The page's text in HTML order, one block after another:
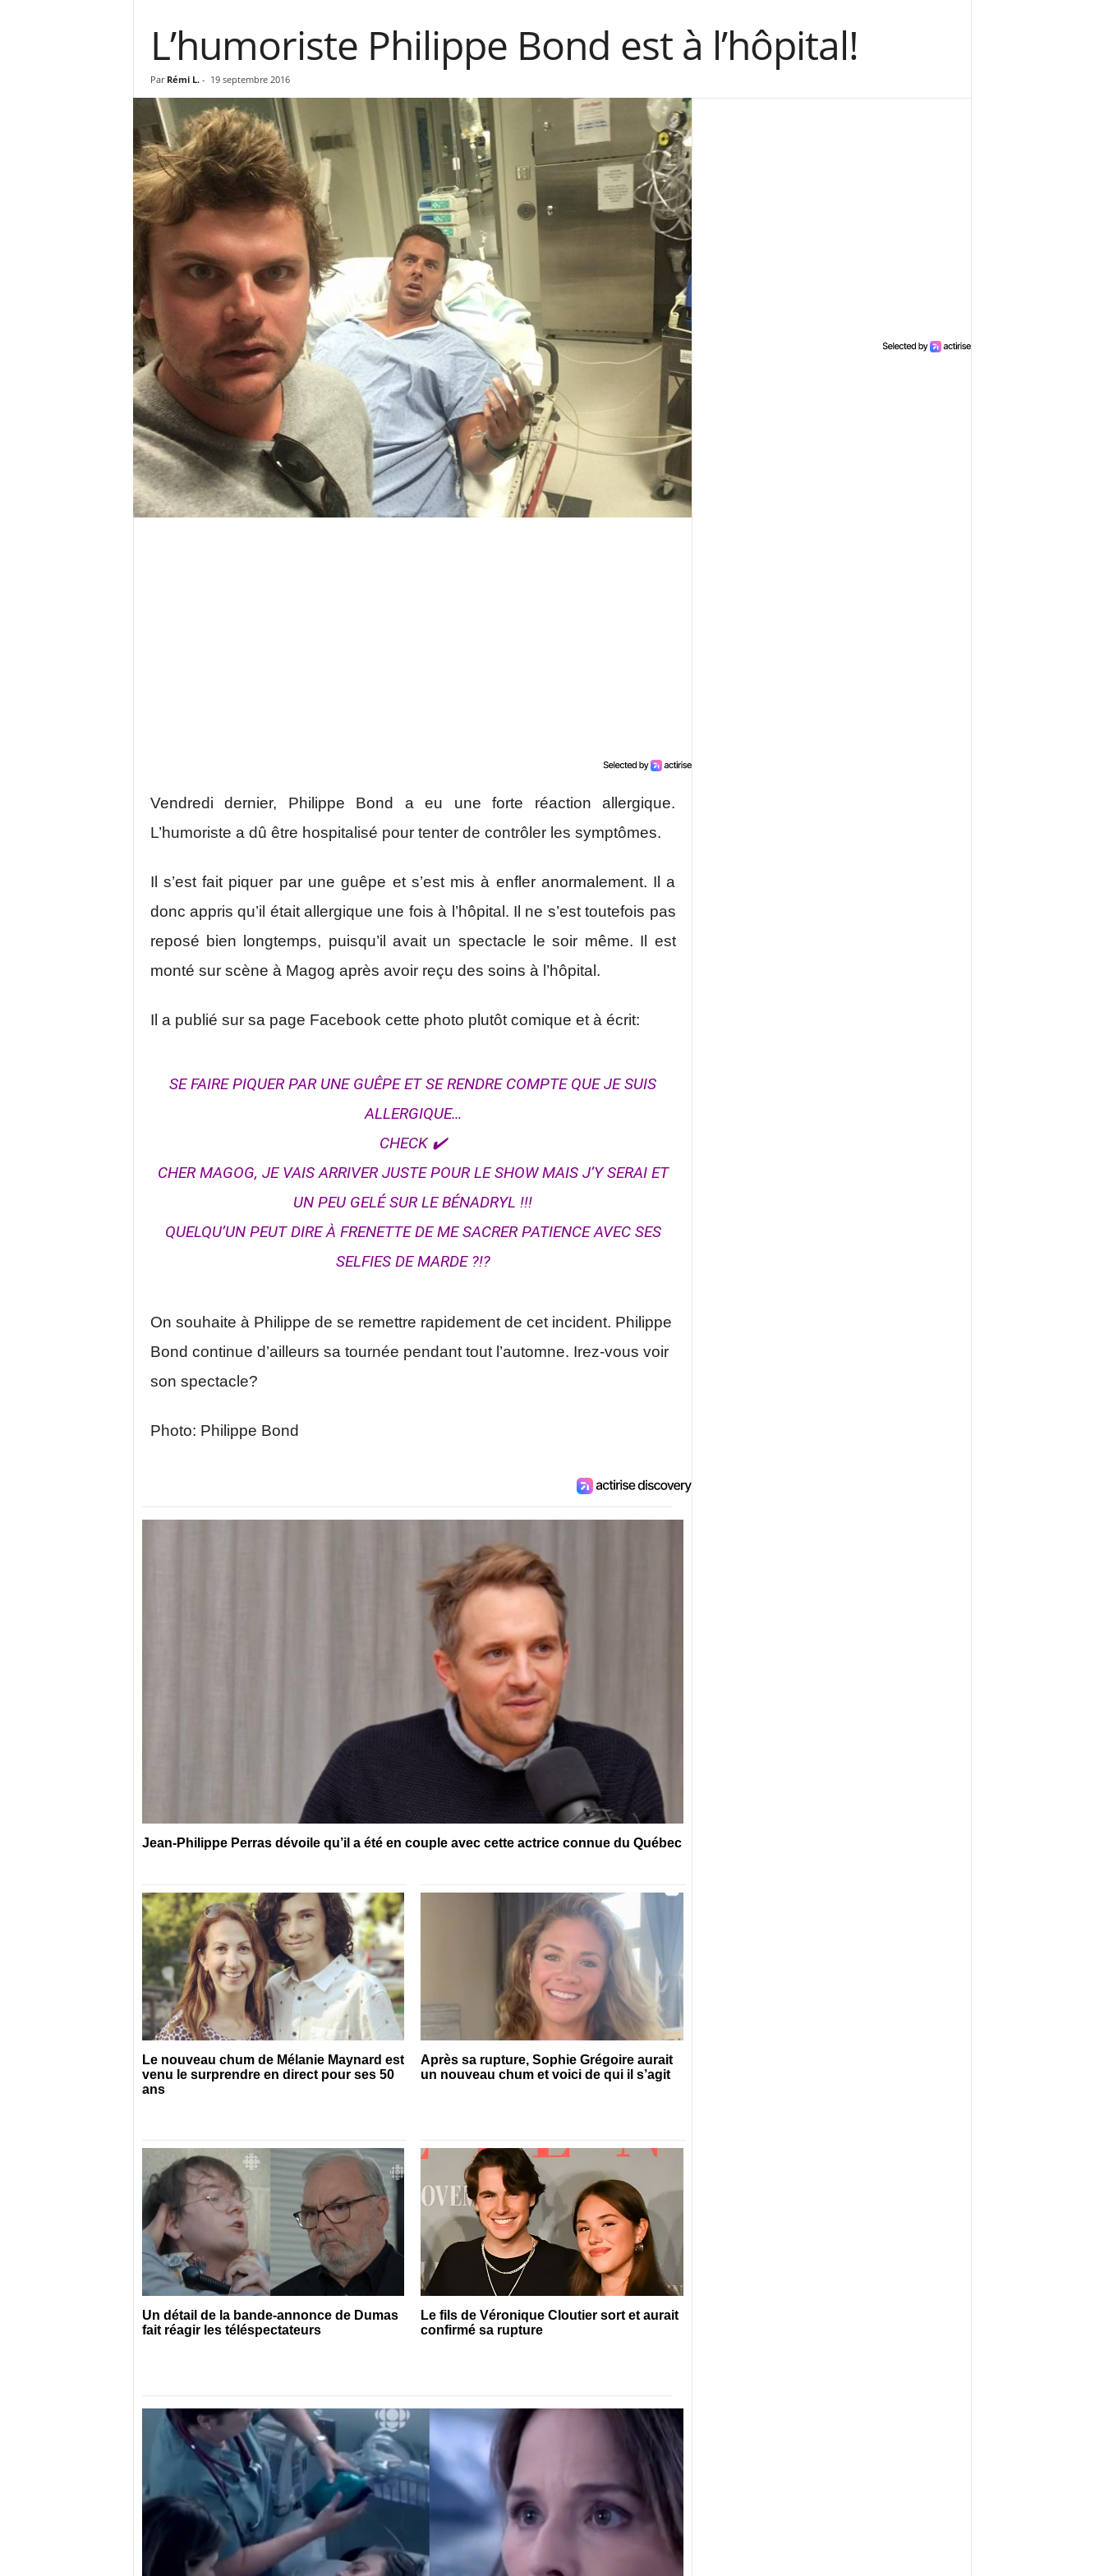
L’humoriste Philippe Bond est à l’hôpital!
Par Rémi L. - 19 septembre 2016
Vendredi dernier, Philippe Bond a eu une forte réaction allergique.
L’humoriste a dû être hospitalisé pour tenter de contrôler les symptômes.
Il s’est fait piquer par une guêpe et s’est mis à enfler anormalement. Il a
donc appris qu’il était allergique une fois à l’hôpital. Il ne s’est toutefois pas
reposé bien longtemps, puisqu’il avait un spectacle le soir même. Il est
monté sur scène à Magog après avoir reçu des soins à l’hôpital.
Il a publié sur sa page Facebook cette photo plutôt comique et à écrit:
SE FAIRE PIQUER PAR UNE GUÊPE ET SE RENDRE COMPTE QUE JE SUIS
ALLERGIQUE…
CHECK ✔️
CHER MAGOG, JE VAIS ARRIVER JUSTE POUR LE SHOW MAIS J’Y SERAI ET
UN PEU GELÉ SUR LE BÉNADRYL !!!
QUELQU’UN PEUT DIRE À FRENETTE DE ME SACRER PATIENCE AVEC SES
SELFIES DE MARDE ?!?
On souhaite à Philippe de se remettre rapidement de cet incident. Philippe
Bond continue d’ailleurs sa tournée pendant tout l’automne. Irez-vous voir
son spectacle?
Photo: Philippe Bond
Jean-Philippe Perras dévoile qu’il a été en couple avec cette actrice connue du Québec
Le nouveau chum de Mélanie Maynard est
venu le surprendre en direct pour ses 50
ans
Après sa rupture, Sophie Grégoire aurait
un nouveau chum et voici de qui il s’agit
Un détail de la bande-annonce de Dumas
fait réagir les téléspectateurs
Le fils de Véronique Cloutier sort et aurait
confirmé sa rupture